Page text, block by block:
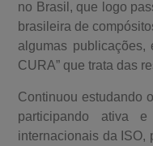
no Brasil, que logo
brasileira de
algumas publicações,
CURA” que trata das
Continuou estudando
participando ativa e
internacionais da ISO,